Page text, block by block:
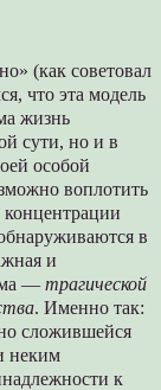
(как советовал
что эта модель
жизнь
сути, но и в
особой
воплотить
в
и
—трагической
. Именно так:
сложившейся
неким
к